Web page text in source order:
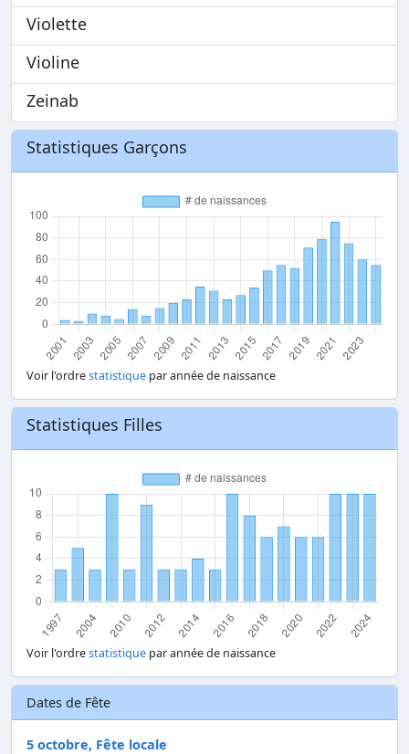
Violette
Violine
Zeinab
Statistiques Garçons
Voir l'ordrestatistique par année de naissance
Statistiques Filles
Voir l'ordrestatistique par année de naissance
Dates de Fête
5 octobre, Fête locale